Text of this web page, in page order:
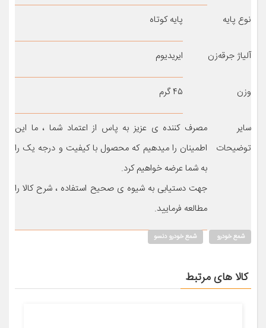
نوع پایه پایه کوتاه
آلیاژ جرقه‌زن ایریدیوم
وزن ۴۵ گرم
سایر
توضیحات
مصرف کننده ی عزیز به پاس از اعتماد شما ، ما این
اطمینان را میدهیم که محصول با کیفیت و درجه یک را
به شما عرضه خواهیم کرد.
جهت دستیابی به شیوه ی صحیح استفاده ، شرح کالا را
مطالعه فرمایید.
شمع خودرو شمع خودرو دنسو
کالا های مرتبط